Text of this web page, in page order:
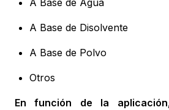
A Base de Agua
A Base de Disolvente
A Base de Polvo
Otros
En función de la